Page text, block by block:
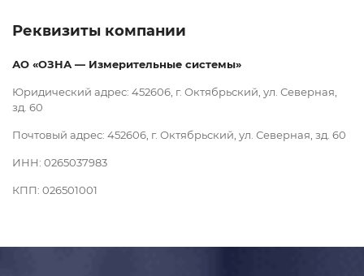
Реквизиты компании
АО «ОЗНА — Измерительные системы»
Юридический адрес: 452606, г. Октябрьский, ул. Северная,
зд. 60
Почтовый адрес: 452606, г. Октябрьский, ул. Северная, зд. 60
ИНН: 0265037983
КПП: 026501001